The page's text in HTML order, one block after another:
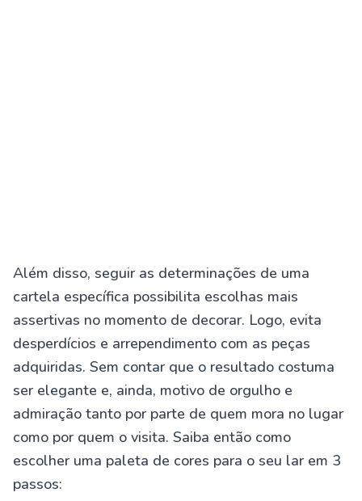
Além disso, seguir as determinações de uma
cartela específica possibilita escolhas mais
assertivas no momento de decorar. Logo, evita
desperdícios e arrependimento com as peças
adquiridas. Sem contar que o resultado costuma
ser elegante e, ainda, motivo de orgulho e
admiração tanto por parte de quem mora no lugar
como por quem o visita. Saiba então como
escolher uma paleta de cores para o seu lar em 3
passos: